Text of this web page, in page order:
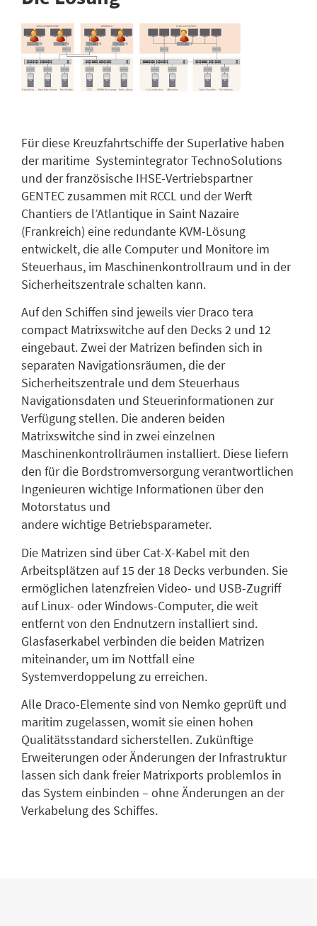
Für diese Kreuzfahrtschiffe der Superlative haben
der maritime Systemintegrator TechnoSolutions
und der französische IHSE-Vertriebspartner
GENTEC zusammen mit RCCL und der Werft
Chantiers de l’Atlantique in Saint Nazaire
(Frankreich) eine redundante KVM-Lösung
entwickelt, die alle Computer und Monitore im
Steuerhaus, im Maschinenkontrollraum und in der
Sicherheitszentrale schalten kann.
Auf den Schiffen sind jeweils vier Draco tera
compact Matrixswitche auf den Decks 2 und 12
eingebaut. Zwei der Matrizen befinden sich in
separaten Navigationsräumen, die der
Sicherheitszentrale und dem Steuerhaus
Navigationsdaten und Steuerinformationen zur
Verfügung stellen. Die anderen beiden
Matrixswitche sind in zwei einzelnen
Maschinenkontrollräumen installiert. Diese liefern
den für die Bordstromversorgung verantwortlichen
Ingenieuren wichtige Informationen über den
Motorstatus und
andere wichtige Betriebsparameter.
Die Matrizen sind über Cat-X-Kabel mit den
Arbeitsplätzen auf 15 der 18 Decks verbunden. Sie
ermöglichen latenzfreien Video- und USB-Zugriff
auf Linux- oder Windows-Computer, die weit
entfernt von den Endnutzern installiert sind.
Glasfaserkabel verbinden die beiden Matrizen
miteinander, um im Nottfall eine
Systemverdoppelung zu erreichen.
Alle Draco-Elemente sind von Nemko geprüft und
maritim zugelassen, womit sie einen hohen
Qualitätsstandard sicherstellen. Zukünftige
Erweiterungen oder Änderungen der Infrastruktur
lassen sich dank freier Matrixports problemlos in
das System einbinden – ohne Änderungen an der
Verkabelung des Schiffes.